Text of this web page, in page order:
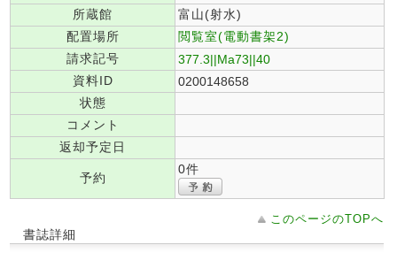
所蔵館
富山(射水)
配置場所
閲覧室(電動書架2)
請求記号
377.3||Ma73||40
資料ID
0200148658
状態
コメント
返却予定日
予約
0件
このページのTOPへ
書誌詳細